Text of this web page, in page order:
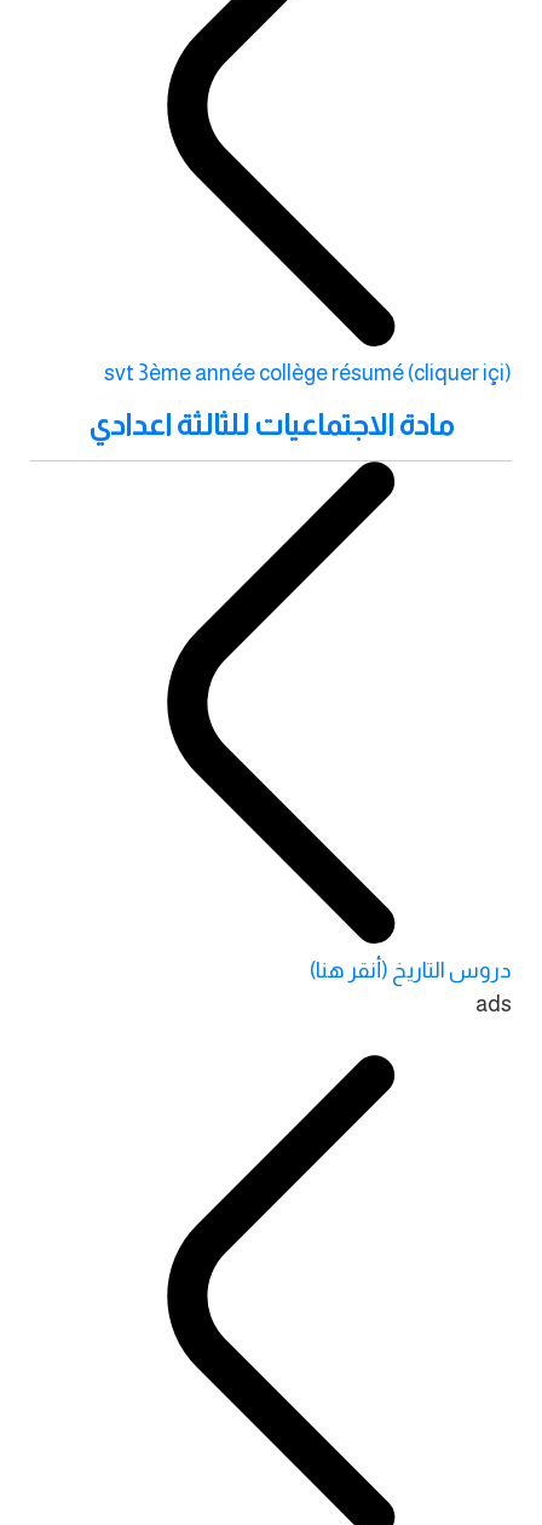
svt 3ème année collège résumé (cliquer içi)
مادة الاجتماعيات للثالثة اعدادي
دروس التاريخ (أنقر هنا)
ads